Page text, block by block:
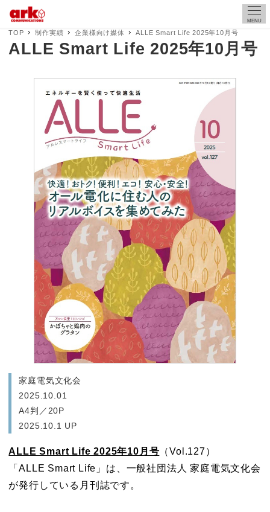
MENU
TOP 制作実績 企業様向け媒体 ALLE Smart Life 2025年10月号
ALLE Smart Life 2025年10月号
家庭電気文化会
2025.10.01
A4判／20P
2025.10.1 UP
ALLE Smart Life 2025年10月号 （Vol.127）
「ALLE Smart Life」は、一般社団法人 家庭電気文化会
が発行している月刊誌です。